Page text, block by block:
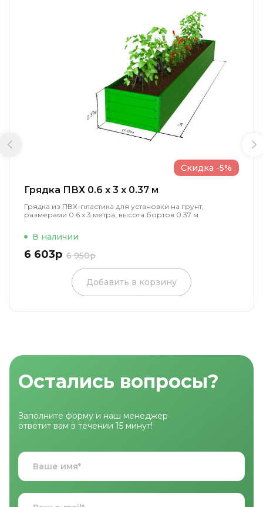
Грядка ПВХ 0.6 x 3 x 0.37 м
Грядка из ПВХ-пластика для установки на грунт,
размерами 0.6 х 3 метра, высота бортов 0.37 м
В наличии
6 603р 6 950р
Скидка -5%
Добавить в корзину
Остались вопросы?
Заполните форму и наш менеджер
ответит вам в течении 15 минут!